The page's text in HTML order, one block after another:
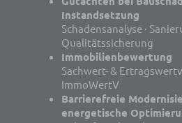
Instandsetzung
Schadensanalyse ·
Qualitätssicherung
Immobilienbewertung
Sachwert- &
ImmoWertV
Barrierefreie
energetische